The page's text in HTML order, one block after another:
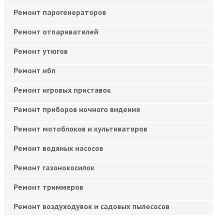
Ремонт парогенераторов
Ремонт отпаривателей
Ремонт утюгов
Ремонт ибп
Ремонт игровых приставок
Ремонт приборов ночного видения
Ремонт мотоблоков и культиваторов
Ремонт водяных насосов
Ремонт газонокосилок
Ремонт триммеров
Ремонт воздуходувок и садовых пылесосов